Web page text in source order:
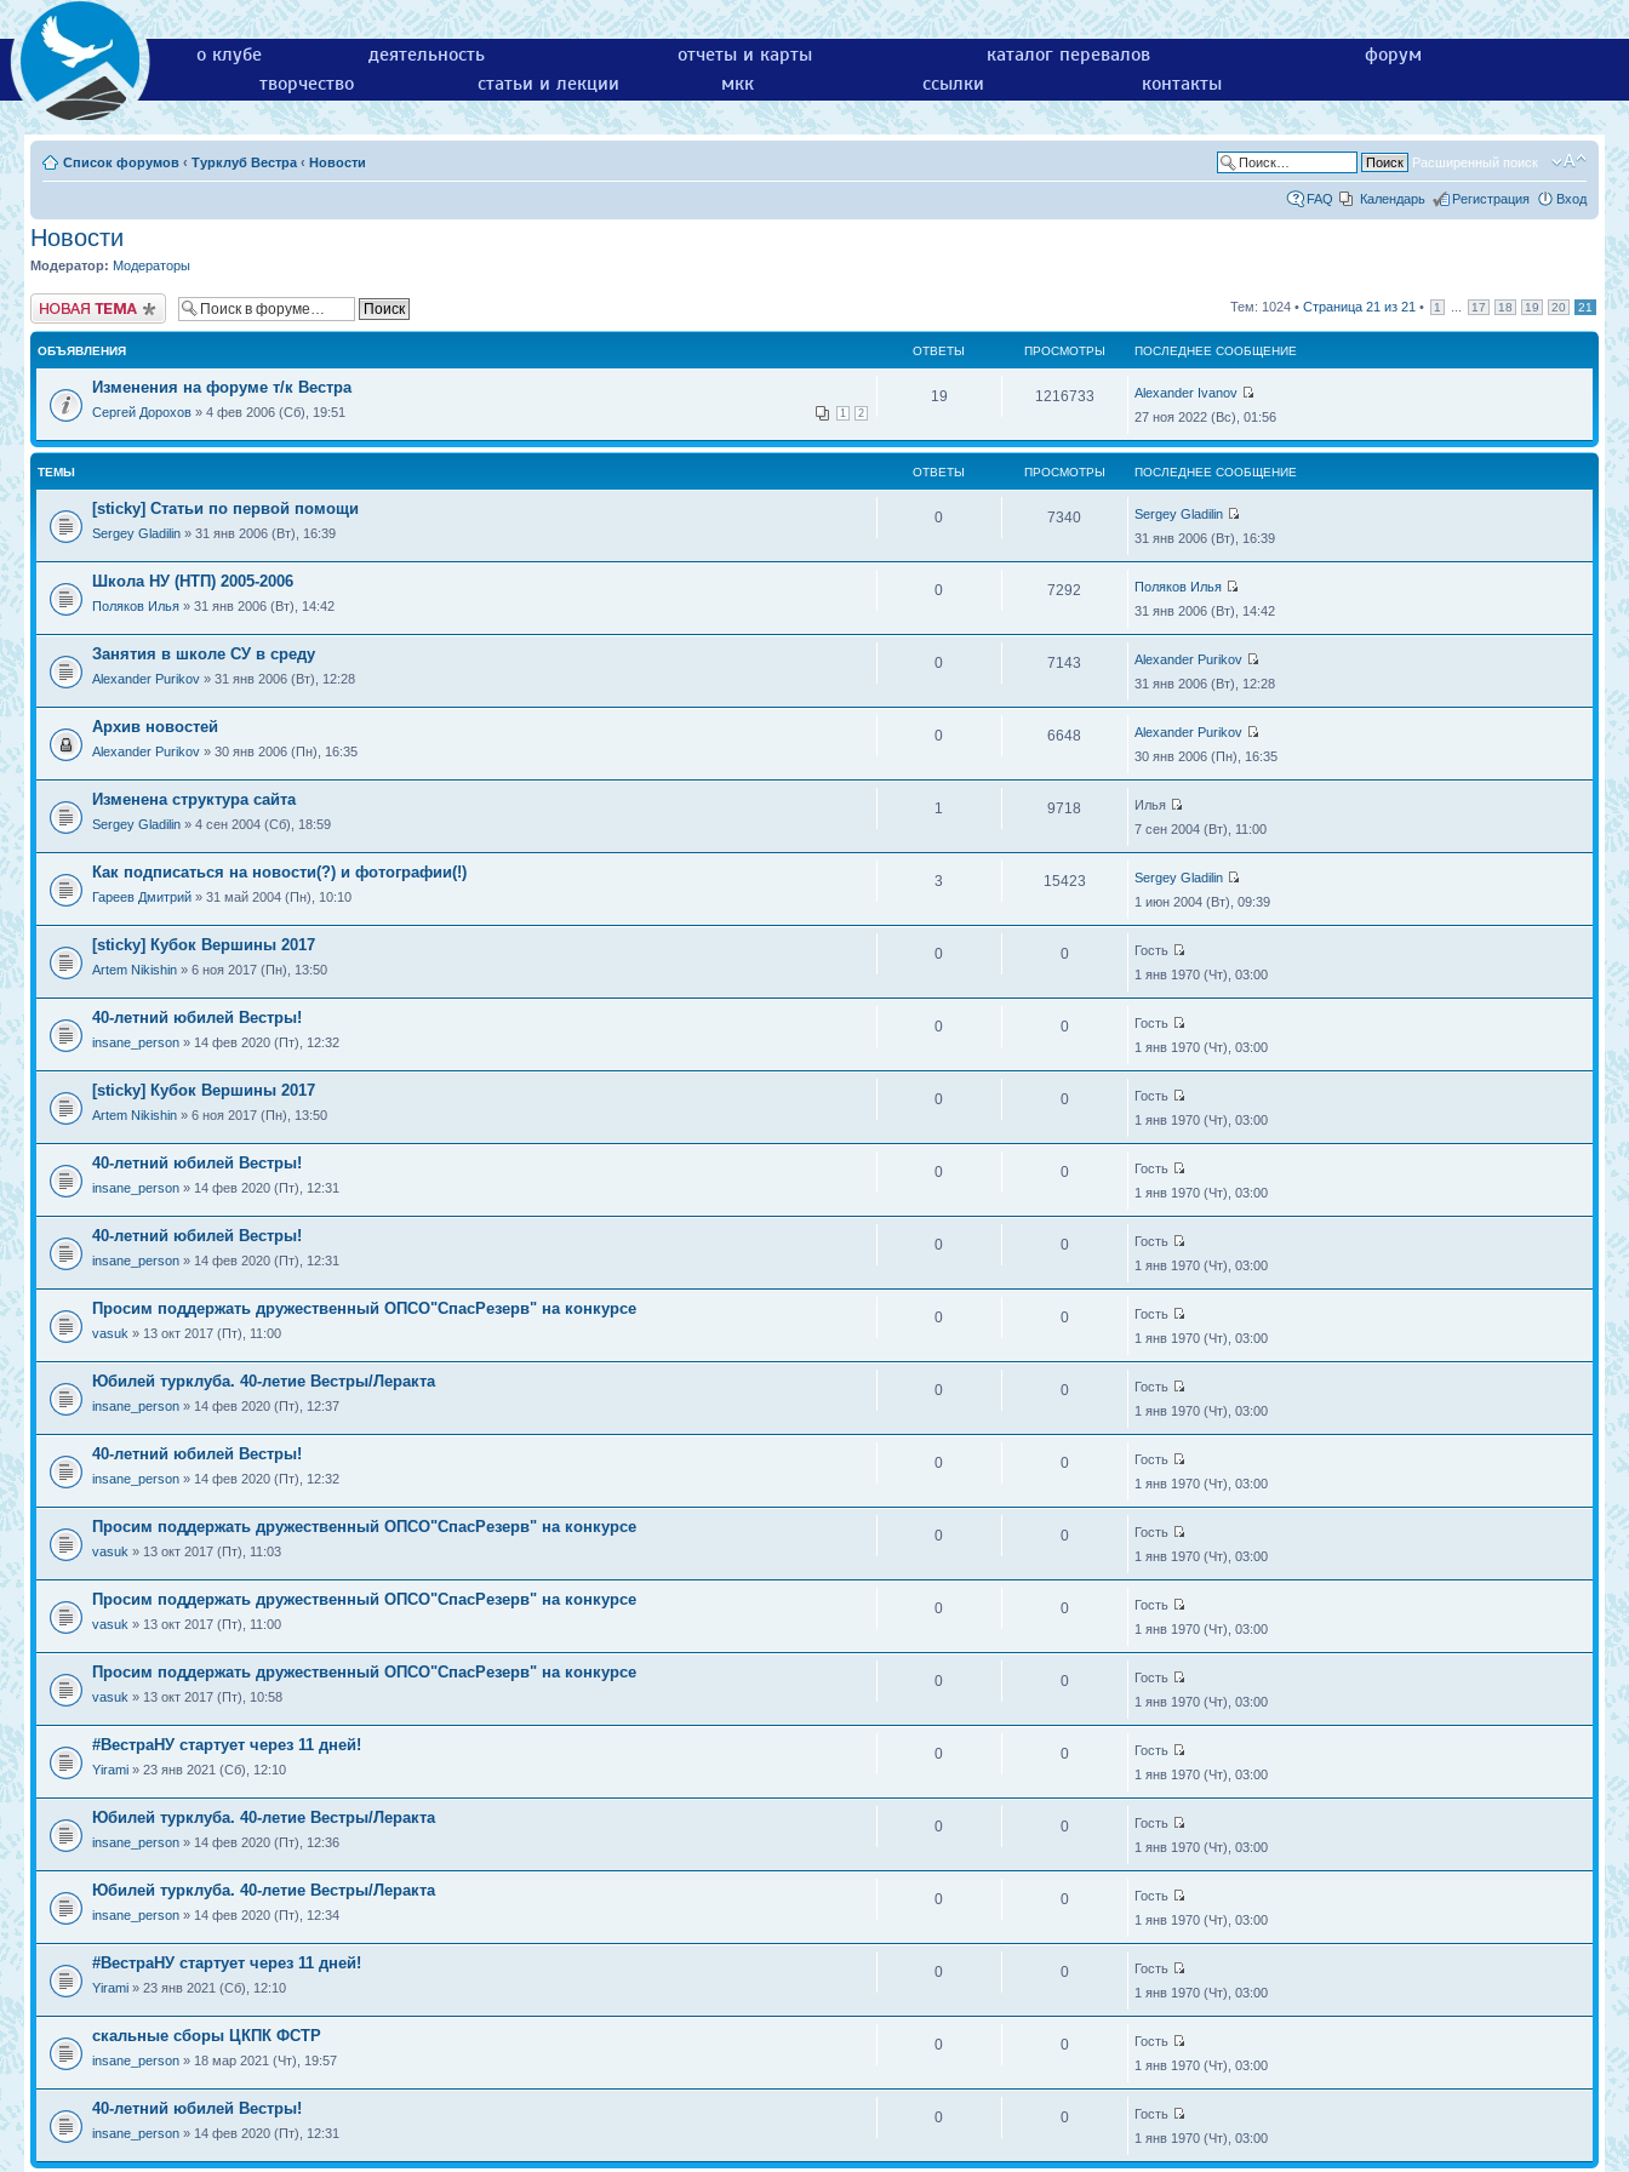
о клубе деятельность отчеты и карты каталог перевалов
форум
творчество
статьи и лекции мкк ссылки контакты
Список форумов ‹ Турклуб Вестра ‹ Новости Расширенный поиск
FAQ Календарь Регистрация Вход
Новости
Модератор: Модераторы
Новая тема Тем: 1024 • Страница 21 из 21 • 1 17 18 19 20 21
ОБЪЯВЛЕНИЯ ОТВЕТЫ ПРОСМОТРЫ ПОСЛЕДНЕЕ СООБЩЕНИЕ
Изменения на форуме т/к Вестра
1 2
Сергей Дорохов » 4 фев 2006 (Сб), 19:51
19 1216733
Alexander Ivanov
27 ноя 2022 (Вс), 01:56
ТЕМЫ ОТВЕТЫ ПРОСМОТРЫ ПОСЛЕДНЕЕ СООБЩЕНИЕ
[sticky] Статьи по первой помощи
Sergey Gladilin » 31 янв 2006 (Вт), 16:39
0 7340
Sergey Gladilin
31 янв 2006 (Вт), 16:39
Школа НУ (НТП) 2005-2006
Поляков Илья » 31 янв 2006 (Вт), 14:42
0 7292
Поляков Илья
31 янв 2006 (Вт), 14:42
Занятия в школе СУ в среду
Alexander Purikov » 31 янв 2006 (Вт), 12:28
0 7143
Alexander Purikov
31 янв 2006 (Вт), 12:28
Архив новостей
Alexander Purikov » 30 янв 2006 (Пн), 16:35
0 6648
Alexander Purikov
30 янв 2006 (Пн), 16:35
Изменена структура сайта
Sergey Gladilin » 4 сен 2004 (Сб), 18:59
1 9718
Илья
7 сен 2004 (Вт), 11:00
Как подписаться на новости(?) и фотографии(!)
Гареев Дмитрий » 31 май 2004 (Пн), 10:10
3 15423
Sergey Gladilin
1 июн 2004 (Вт), 09:39
[sticky] Кубок Вершины 2017
Artem Nikishin » 6 ноя 2017 (Пн), 13:50
0 0
Гость
1 янв 1970 (Чт), 03:00
40-летний юбилей Вестры!
insane_person » 14 фев 2020 (Пт), 12:32
0 0
Гость
1 янв 1970 (Чт), 03:00
[sticky] Кубок Вершины 2017
Artem Nikishin » 6 ноя 2017 (Пн), 13:50
0 0
Гость
1 янв 1970 (Чт), 03:00
40-летний юбилей Вестры!
insane_person » 14 фев 2020 (Пт), 12:31
0 0
Гость
1 янв 1970 (Чт), 03:00
40-летний юбилей Вестры!
insane_person » 14 фев 2020 (Пт), 12:31
0 0
Гость
1 янв 1970 (Чт), 03:00
Просим поддержать дружественный ОПСО"СпасРезерв" на конкурсе
vasuk » 13 окт 2017 (Пт), 11:00
0 0
Гость
1 янв 1970 (Чт), 03:00
Юбилей турклуба. 40-летие Вестры/Леракта
insane_person » 14 фев 2020 (Пт), 12:37
0 0
Гость
1 янв 1970 (Чт), 03:00
40-летний юбилей Вестры!
insane_person » 14 фев 2020 (Пт), 12:32
0 0
Гость
1 янв 1970 (Чт), 03:00
Просим поддержать дружественный ОПСО"СпасРезерв" на конкурсе
vasuk » 13 окт 2017 (Пт), 11:03
0 0
Гость
1 янв 1970 (Чт), 03:00
Просим поддержать дружественный ОПСО"СпасРезерв" на конкурсе
vasuk » 13 окт 2017 (Пт), 11:00
0 0
Гость
1 янв 1970 (Чт), 03:00
Просим поддержать дружественный ОПСО"СпасРезерв" на конкурсе
vasuk » 13 окт 2017 (Пт), 10:58
0 0
Гость
1 янв 1970 (Чт), 03:00
#ВестраНУ стартует через 11 дней!
Yirami » 23 янв 2021 (Сб), 12:10
0 0
Гость
1 янв 1970 (Чт), 03:00
Юбилей турклуба. 40-летие Вестры/Леракта
insane_person » 14 фев 2020 (Пт), 12:36
0 0
Гость
1 янв 1970 (Чт), 03:00
Юбилей турклуба. 40-летие Вестры/Леракта
insane_person » 14 фев 2020 (Пт), 12:34
0 0
Гость
1 янв 1970 (Чт), 03:00
#ВестраНУ стартует через 11 дней!
Yirami » 23 янв 2021 (Сб), 12:10
0 0
Гость
1 янв 1970 (Чт), 03:00
скальные сборы ЦКПК ФСТР
insane_person » 18 мар 2021 (Чт), 19:57
0 0
Гость
1 янв 1970 (Чт), 03:00
40-летний юбилей Вестры!
insane_person » 14 фев 2020 (Пт), 12:31
0 0
Гость
1 янв 1970 (Чт), 03:00